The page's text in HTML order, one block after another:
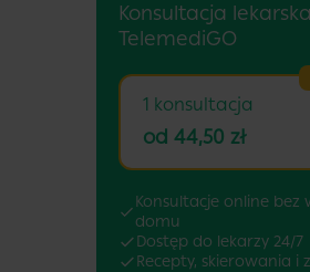
Konsultacja
TelemediGO
1 konsultacja
od 44,50 zł
Konsultacje online bez
domu
Dostęp do lekarzy 24/7
Recepty, skierowania i